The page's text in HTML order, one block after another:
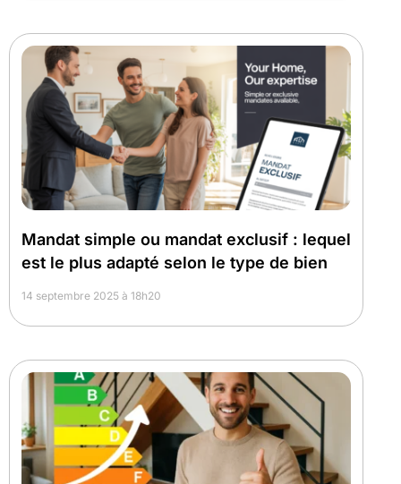
Mandat simple ou mandat exclusif : lequel
est le plus adapté selon le type de bien
14 septembre 2025 à 18h20